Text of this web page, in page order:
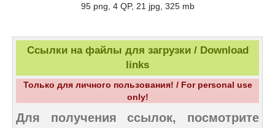
95 png, 4 QP, 21 jpg, 325 mb
Ссылки на файлы для загрузки / Download
links
Только для личного пользования! / For personal use
only!
Для получения ссылок, посмотрите